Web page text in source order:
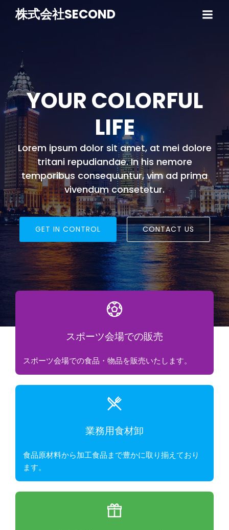
株式会社SECOND
YOUR COLORFUL
LIFE
Lorem ipsum dolor sit amet, at mei dolore
tritani repudiandae. In his nemore
temporibus consequuntur, vim ad prima
vivendum consetetur.
GET IN CONTROL CONTACT US
スポーツ会場での販売
スポーツ会場での食品・物品を販売いたします。
業務用食材卸
食品原材料から加工食品まで豊かに取り揃えており
ます。